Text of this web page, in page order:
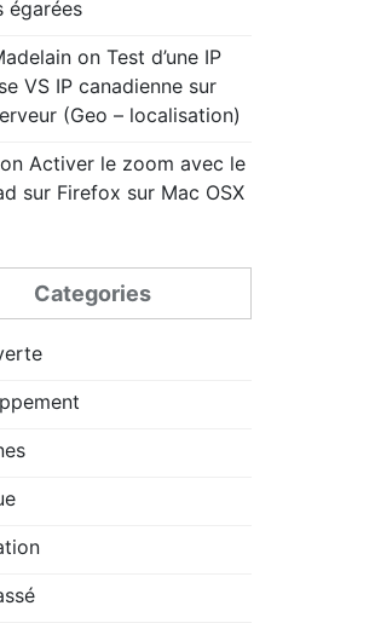
égarées
on Test d’une IP
VS IP canadienne sur
(Geo – localisation)
Activer le zoom avec le
sur Firefox sur Mac OSX
Categories